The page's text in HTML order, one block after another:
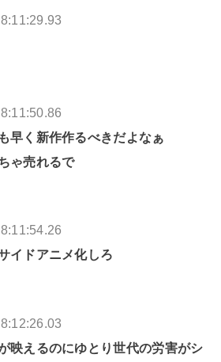
早く新作作るべきだよなぁ
ゃ売れるで
イドアニメ化しろ
映えるのにゆとり世代の労害がシ